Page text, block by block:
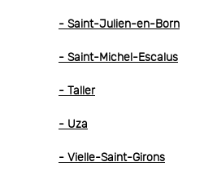
- Saint-Julien-en-Born
- Saint-Michel-Escalus
- Taller
- Uza
- Vielle-Saint-Girons